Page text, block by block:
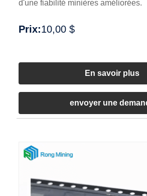
d'une fiabilité minières améliorées.
Prix:10,00 $
En savoir plus
envoyer une